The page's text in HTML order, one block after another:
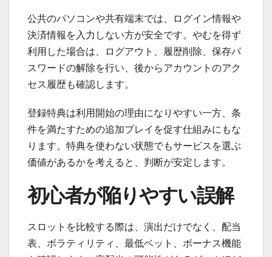
公共のパソコンや共有端末では、ログイン情報や
決済情報を入力しない方が安全です。やむを得ず
利用した場合は、ログアウト、履歴削除、保存パ
スワードの解除を行い、後からアカウントのアク
セス履歴も確認します。
登録特典は利用開始の理由になりやすい一方、条
件を満たすための追加プレイを促す仕組みにもな
ります。特典を使わない状態でもサービスを選ぶ
価値があるかを考えると、判断が安定します。
初心者が陥りやすい誤解
スロットを比較する際は、演出だけでなく、配当
表、ボラティリティ、最低ベット、ボーナス機能